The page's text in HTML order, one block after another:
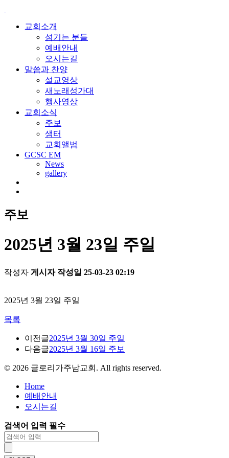
교회소개
섬기는 분들
예배안내
오시는길
말씀과 찬양
설교영상
새노래성가대
행사영상
교회소식
주보
샘터
교회앨범
GCSC EM
News
gallery
주보
2025년 3월 23일 주일
작성자 게시자 작성일 25-03-23 02:19
2025년 3월 23일 주일
목록
이전글2025년 3월 30일 주일
다음글2025년 3월 16일 주보
© 2026 글로리가주남교회. All rights reserved.
Home
예배안내
오시는길
검색어 입력 필수